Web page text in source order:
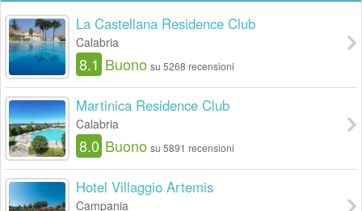
La Castellana Residence Club
Calabria
8.1 Buono su 5268 recensioni
Martinica Residence Club
Calabria
8.0 Buono su 5891 recensioni
Hotel Villaggio Artemis
Campania